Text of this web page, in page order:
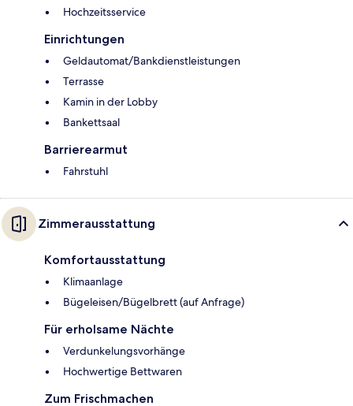
Hochzeitsservice
Einrichtungen
Geldautomat/Bankdienstleistungen
Terrasse
Kamin in der Lobby
Bankettsaal
Barrierearmut
Fahrstuhl
Zimmerausstattung
Komfortausstattung
Klimaanlage
Bügeleisen/Bügelbrett (auf Anfrage)
Für erholsame Nächte
Verdunkelungsvorhänge
Hochwertige Bettwaren
Zum Frischmachen